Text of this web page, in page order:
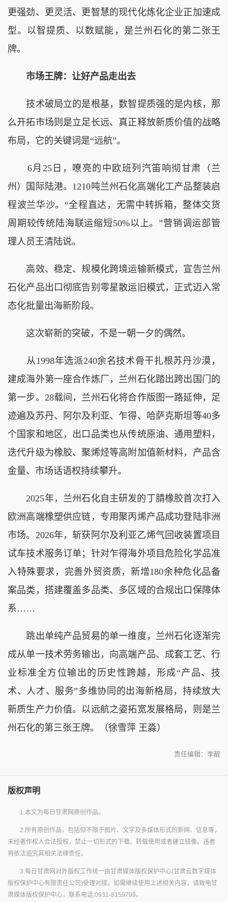
更强劲、更灵活、更智慧的现代化炼化企业正加速成
型。以智提质、以数赋能，是兰州石化的第二张王
牌。
市场王牌：让好产品走出去
技术破局立的是根基，数智提质强的是内核，那
么开拓市场则是立足长远、真正释放新质价值的战略
布局，它的关键词是“远航”。
6月25日，嘹亮的中欧班列汽笛响彻甘肃（兰
州）国际陆港。1210吨兰州石化高端化工产品整装启
程波兰华沙。“全程直达，无需中转拆箱，整体交货
周期较传统陆海联运缩短50%以上。”营销调运部管
理人员王清陆说。
高效、稳定、规模化跨境运输新模式，宣告兰州
石化产品出口彻底告别零星散运旧模式，正式迈入常
态化批量出海新阶段。
这次崭新的突破，不是一朝一夕的偶然。
从1998年选派240余名技术骨干扎根苏丹沙漠，
建成海外第一座合作炼厂，兰州石化踏出跨出国门的
第一步。28载间，兰州石化将合作版图一路延伸，足
迹遍及苏丹、阿尔及利亚、乍得、哈萨克斯坦等40多
个国家和地区，出口品类也从传统原油、通用塑料，
迭代升级为橡胶、聚烯烃等高附加值新材料，产品含
金量、市场话语权持续攀升。
2025年，兰州石化自主研发的丁腈橡胶首次打入
欧洲高端橡塑供应链，专用聚丙烯产品成功登陆非洲
市场。2026年，斩获阿尔及利亚乙烯气回收装置项目
试车技术服务订单；针对乍得海外项目危险化学品准
入特殊要求，完善外贸资质，新增180余种危化品备
案品类，搭建覆盖多品类、多区域的合规出口保障体
系……
跳出单纯产品贸易的单一维度，兰州石化逐渐完
成从单一技术劳务输出，向高端产品、成套工艺、行
业标准全方位输出的历史性跨越，形成“产品、技
术、人才、服务”多维协同的出海新格局，持续放大
新质生产力价值。以远航之姿拓宽发展格局，则是兰
州石化的第三张王牌。（徐雪萍 王淼）
责任编辑：李靓
版权声明
1.本文为每日甘肃网原创作品。
2.所有原创作品，包括但不限于图片、文字及多媒体形式的新闻、信息等，
未经著作权人合法授权，禁止一切形式的下载、转载使用或者建立镜像。违者
将依法追究其相关法律责任。
3.每日甘肃网对外版权工作统一由甘肃媒体版权保护中心(甘肃云数字媒体
版权保护中心有限责任公司)受理对接。如需继续使用上述相关内容，请致电甘
肃媒体版权保护中心，联系电话:0931-8159799。